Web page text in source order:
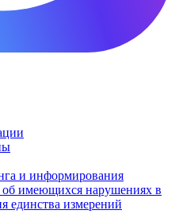
и информирования
об имеющихся нарушениях в
единства измерений